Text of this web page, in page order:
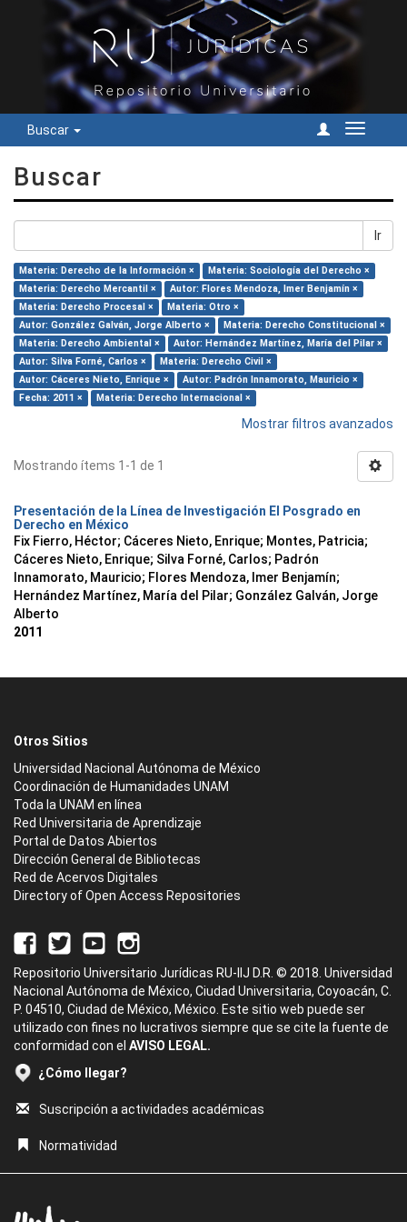
Buscar
Cambiar
Buscar
Ir
Materia: Derecho de la Información ×
Materia: Sociología del Derecho ×
Materia: Derecho Mercantil ×
Autor: Flores Mendoza, Imer Benjamín ×
Materia: Derecho Procesal ×
Materia: Otro ×
Autor: González Galván, Jorge Alberto ×
Materia: Derecho Constitucional ×
Materia: Derecho Ambiental ×
Autor: Hernández Martínez, María del Pilar ×
Autor: Silva Forné, Carlos ×
Materia: Derecho Civil ×
Autor: Cáceres Nieto, Enrique ×
Autor: Padrón Innamorato, Mauricio ×
Fecha: 2011 ×
Materia: Derecho Internacional ×
Mostrar filtros avanzados
Mostrando ítems 1-1 de 1
Presentación de la Línea de Investigación El Posgrado en
Derecho en México
Fix Fierro, Héctor; Cáceres Nieto, Enrique; Montes, Patricia;
Cáceres Nieto, Enrique; Silva Forné, Carlos; Padrón
Innamorato, Mauricio; Flores Mendoza, Imer Benjamín;
Hernández Martínez, María del Pilar; González Galván, Jorge
Alberto
2011
Otros Sitios
Universidad Nacional Autónoma de México
Coordinación de Humanidades UNAM
Toda la UNAM en línea
Red Universitaria de Aprendizaje
Portal de Datos Abiertos
Dirección General de Bibliotecas
Red de Acervos Digitales
Directory of Open Access Repositories
Repositorio Universitario Jurídicas RU-IIJ D.R. © 2018. Universidad
Nacional Autónoma de México, Ciudad Universitaria, Coyoacán, C.
P. 04510, Ciudad de México, México. Este sitio web puede ser
utilizado con fines no lucrativos siempre que se cite la fuente de
conformidad con el AVISO LEGAL.
¿Cómo llegar?
Suscripción a actividades académicas
Normatividad